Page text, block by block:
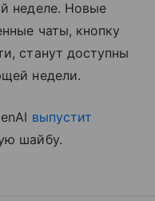
неделе. Новые
чаты, кнопку
станут доступны
недели.
выпустит
шайбу.